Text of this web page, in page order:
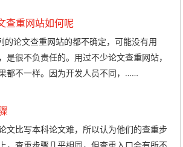
查重网站如何呢
的论文查重网站的都不确定，可能没有用
是很不负责任的。用过不少论文查重网站，
都不一样。因为开发人员不同，……
文比写本科论文难，所以认为他们的查重步